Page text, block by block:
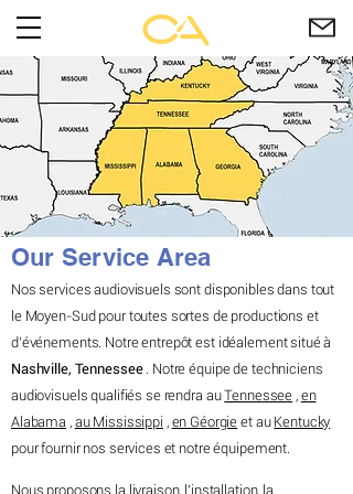
Our Service Area
Nos services audiovisuels sont disponibles dans tout
le Moyen-Sud pour toutes sortes de productions et
d'événements. Notre entrepôt est idéalement situé à
Nashville, Tennessee. Notre équipe de techniciens
audiovisuels qualifiés se rendra auTennessee , en
Alabama , au Mississippi , en Géorgie et au Kentucky
pour fournir nos services et notre équipement.
Nous proposons la livraison, l'installation, la